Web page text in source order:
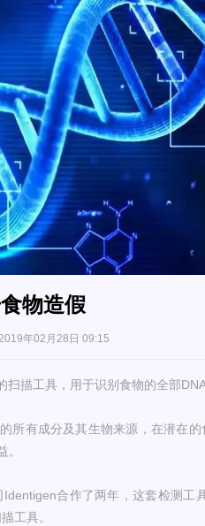
物造假
年02月28日 09:15
描工具，用于识别食物的全部DNA
所有成分及其生物来源，在潜在
合作了两年，这套检测工
工具。